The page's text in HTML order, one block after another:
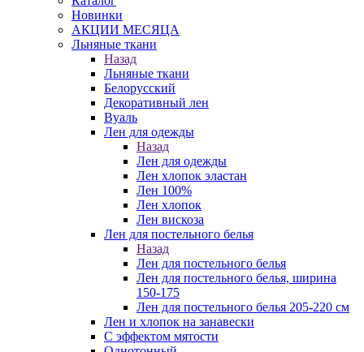
Новинки
АКЦИИ МЕСЯЦА
Льняные ткани
Назад
Льняные ткани
Белорусский
Декоративный лен
Вуаль
Лен для одежды
Назад
Лен для одежды
Лен хлопок эластан
Лен 100%
Лен хлопок
Лен вискоза
Лен для постельного белья
Назад
Лен для постельного белья
Лен для постельного белья, ширина
150-175
Лен для постельного белья 205-220 см
Лен и хлопок на занавески
С эффектом мятости